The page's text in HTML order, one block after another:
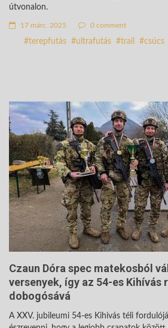
útvonalon.
17 márc. 2025 0 comment
terepfutás ultrafutás trail csúcs
Czaun Dóra spec matekosból
versenyek, így az 54-es Kihívás
dobogósává
A XXV. jubileumi 54-es Kihivás téli